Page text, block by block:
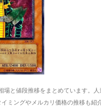
と値段推移をまとめています。
ミングやメルカリ価格の推移も紹